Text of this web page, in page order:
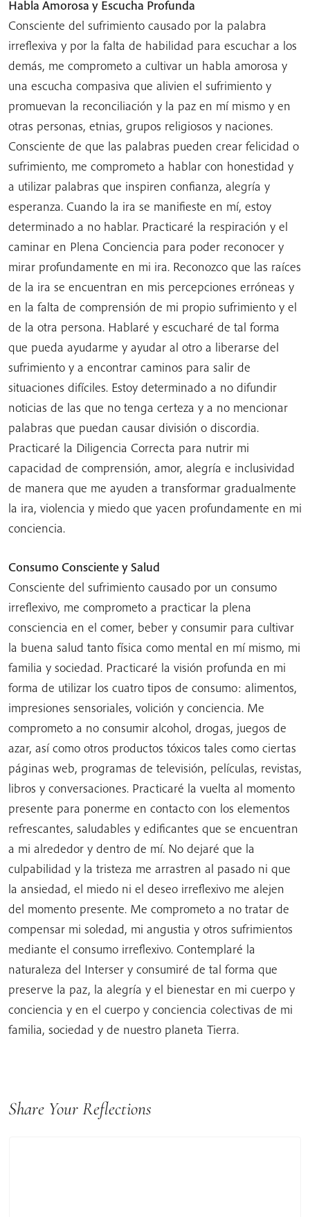
Habla Amorosa y Escucha Profunda
Consciente del sufrimiento causado por la palabra
irreflexiva y por la falta de habilidad para escuchar a los
demás, me comprometo a cultivar un habla amorosa y
una escucha compasiva que alivien el sufrimiento y
promuevan la reconciliación y la paz en mí mismo y en
otras personas, etnias, grupos religiosos y naciones.
Consciente de que las palabras pueden crear felicidad o
sufrimiento, me comprometo a hablar con honestidad y
a utilizar palabras que inspiren confianza, alegría y
esperanza. Cuando la ira se manifieste en mí, estoy
determinado a no hablar. Practicaré la respiración y el
caminar en Plena Conciencia para poder reconocer y
mirar profundamente en mi ira. Reconozco que las raíces
de la ira se encuentran en mis percepciones erróneas y
en la falta de comprensión de mi propio sufrimiento y el
de la otra persona. Hablaré y escucharé de tal forma
que pueda ayudarme y ayudar al otro a liberarse del
sufrimiento y a encontrar caminos para salir de
situaciones difíciles. Estoy determinado a no difundir
noticias de las que no tenga certeza y a no mencionar
palabras que puedan causar división o discordia.
Practicaré la Diligencia Correcta para nutrir mi
capacidad de comprensión, amor, alegría e inclusividad
de manera que me ayuden a transformar gradualmente
la ira, violencia y miedo que yacen profundamente en mi
conciencia.
Consumo Consciente y Salud
Consciente del sufrimiento causado por un consumo
irreflexivo, me comprometo a practicar la plena
consciencia en el comer, beber y consumir para cultivar
la buena salud tanto física como mental en mí mismo, mi
familia y sociedad. Practicaré la visión profunda en mi
forma de utilizar los cuatro tipos de consumo: alimentos,
impresiones sensoriales, volición y conciencia. Me
comprometo a no consumir alcohol, drogas, juegos de
azar, así como otros productos tóxicos tales como ciertas
páginas web, programas de televisión, películas, revistas,
libros y conversaciones. Practicaré la vuelta al momento
presente para ponerme en contacto con los elementos
refrescantes, saludables y edificantes que se encuentran
a mi alrededor y dentro de mí. No dejaré que la
culpabilidad y la tristeza me arrastren al pasado ni que
la ansiedad, el miedo ni el deseo irreflexivo me alejen
del momento presente. Me comprometo a no tratar de
compensar mi soledad, mi angustia y otros sufrimientos
mediante el consumo irreflexivo. Contemplaré la
naturaleza del Interser y consumiré de tal forma que
preserve la paz, la alegría y el bienestar en mi cuerpo y
conciencia y en el cuerpo y conciencia colectivas de mi
familia, sociedad y de nuestro planeta Tierra.
Share Your Reflections